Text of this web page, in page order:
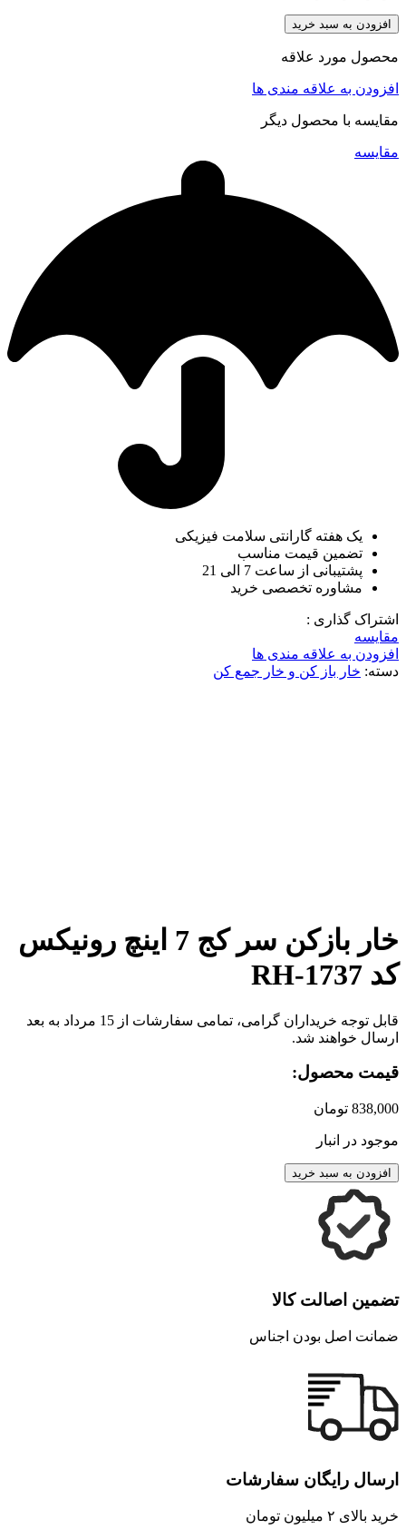
افزودن به سبد خرید
محصول مورد علاقه
افزودن به علاقه مندی ها
مقایسه با محصول دیگر
مقایسه
یک هفته گارانتی سلامت فیزیکی
تضمین قیمت مناسب
پشتیبانی از ساعت 7 الی 21
مشاوره تخصصی خرید
اشتراک گذاری :
مقایسه
افزودن به علاقه مندی ها
دسته: خار باز کن و خار جمع کن
خار بازکن سر کج 7 اینچ رونیکس
کد RH-1737
قابل توجه خریداران گرامی، تمامی سفارشات از 15 مرداد به بعد
ارسال خواهند شد.
قیمت محصول:
838,000 تومان
موجود در انبار
افزودن به سبد خرید
تضمین اصالت کالا
ضمانت اصل بودن اجناس
ارسال رایگان سفارشات
خرید بالای ۲ میلیون تومان